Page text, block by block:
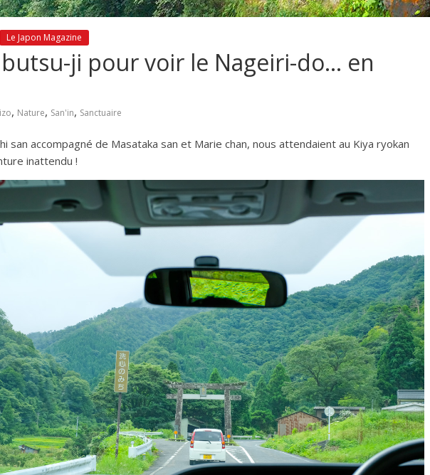
Le Japon Magazine
ji pour voir le Nageiri-do… en
, Nature, San'in, Sanctuaire
san accompagné de Masataka san et Marie chan, nous attendaient au Kiya ryokan
inattendu !